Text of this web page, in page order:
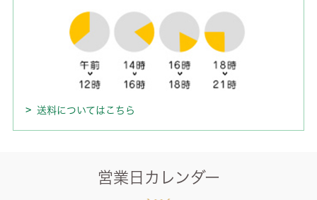
送料についてはこちら
営業日カレンダー